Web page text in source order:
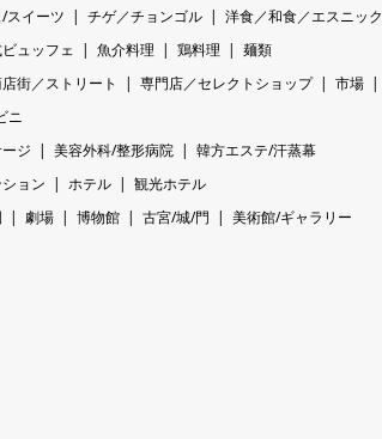
スイーツ チゲ／チョンゴル 洋食／和食／エスニック
ュッフェ 魚介料理 鶏料理
麺類
街／ストリート 専門店／セレクトショップ 市場
ニ
ジ 美容外科/整形病院
韓方エステ/汗蒸幕
ョン ホテル
観光ホテル
劇場 博物館 古宮/城/門
美術館/ギャラリー